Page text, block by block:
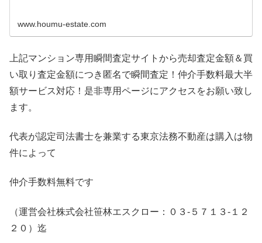
www.houmu-estate.com
上記マンション専用瞬間査定サイトから売却査定金額＆買
い取り査定金額につき匿名で瞬間査定！仲介手数料最大半
額サービス対応！是非専用ページにアクセスをお願い致し
ます。
代表が認定司法書士を兼業する東京法務不動産は購入は物
件によって
仲介手数料無料です
（運営会社株式会社笹林エスクロー：０３-５７１３-１２
２０）迄